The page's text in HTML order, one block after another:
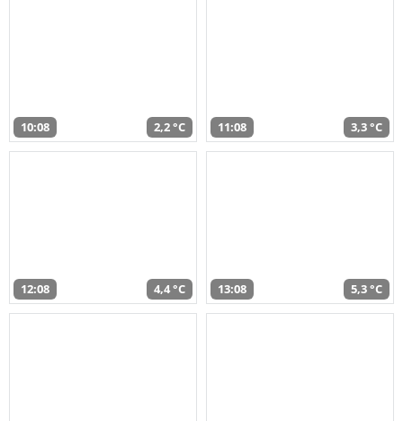
10:08 2,2 °C 11:08 3,3 °C
12:08 4,4 °C 13:08 5,3 °C